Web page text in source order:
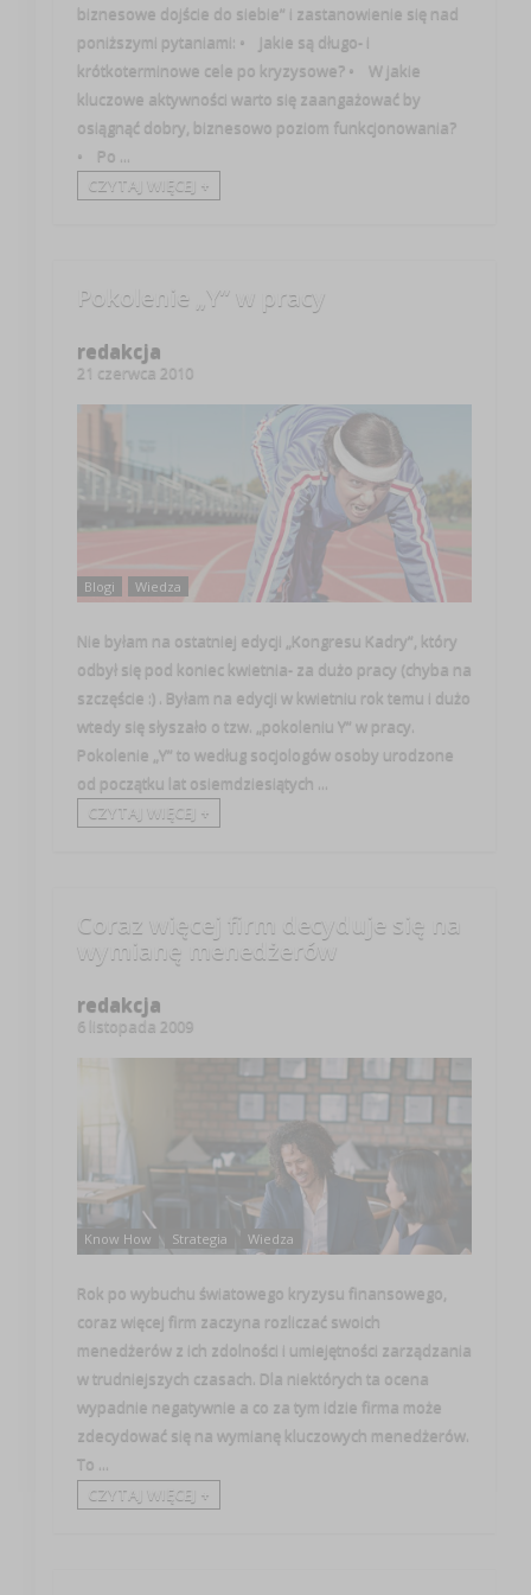
biznesowe dojście do siebie” i zastanowienie się nad
poniższymi pytaniami: • Jakie są długo- i
krótkoterminowe cele po kryzysowe? • W jakie
kluczowe aktywności warto się zaangażować by
osiągnąć dobry, biznesowo poziom funkcjonowania?
• Po ...
CZYTAJ WIĘCEJ +
Pokolenie „Y” w pracy
redakcja
21 czerwca 2010
Blogi Wiedza
Nie byłam na ostatniej edycji „Kongresu Kadry”, który
odbył się pod koniec kwietnia- za dużo pracy (chyba na
szczęście :) . Byłam na edycji w kwietniu rok temu i dużo
wtedy się słyszało o tzw. „pokoleniu Y” w pracy.
Pokolenie „Y” to według socjologów osoby urodzone
od początku lat osiemdziesiątych ...
CZYTAJ WIĘCEJ +
Coraz więcej firm decyduje się na
wymianę menedżerów
redakcja
6 listopada 2009
Know How Strategia Wiedza
Rok po wybuchu światowego kryzysu finansowego,
coraz więcej firm zaczyna rozliczać swoich
menedżerów z ich zdolności i umiejętności zarządzania
w trudniejszych czasach. Dla niektórych ta ocena
wypadnie negatywnie a co za tym idzie firma może
zdecydować się na wymianę kluczowych menedżerów.
To ...
CZYTAJ WIĘCEJ +